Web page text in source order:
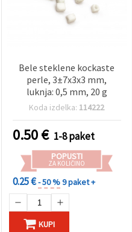
Bele steklene kockaste
perle, 3±7x3x3 mm,
luknja: 0,5 mm, 20 g
Koda izdelka: 114222
0.50€ 1-8 paket
POPUSTI
ZA KOLIČINO
0.25 €- 50 %9 paket +
KUPI